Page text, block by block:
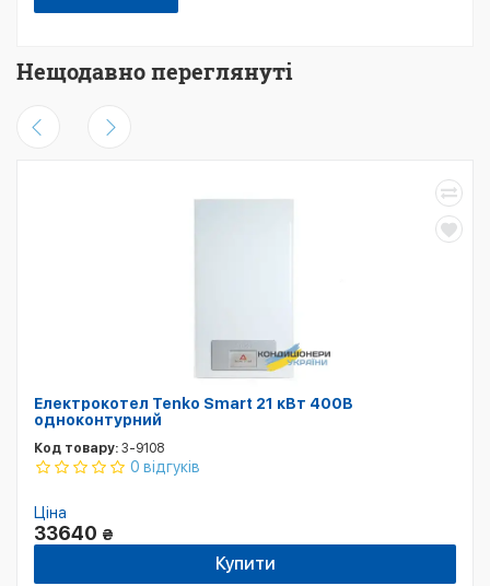
Нещодавно переглянуті
Електрокотел Tenko Smart 21 кВт 400В
одноконтурний
Код товару: 3-9108
0 відгуків
Ціна
33640 ₴
Купити